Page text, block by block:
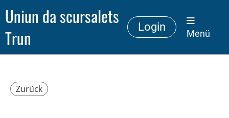
Uniun da scursalets
Trun
Login
Menü
Zurück